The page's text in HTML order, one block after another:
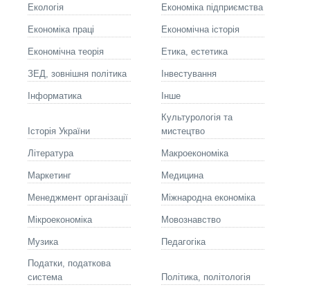
Екологія Економіка підприємства
Економіка праці Економічна історія
Економічна теорія Етика, естетика
ЗЕД, зовнішня політика Інвестування
Інформатика Інше
Історія України
Культурологія та
мистецтво
Літературa Макроекономіка
Маркетинг Медицина
Менеджмент організації Міжнародна економіка
Мікроекономіка Мовознавство
Музика Педагогіка
Податки, податкова
система
Політика, політологія